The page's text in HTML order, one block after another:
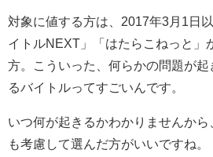
対象に値する方は、2017年3月1日
イトルNEXT」「はたらこねっと」
方。こういった、何らかの問題が
るバイトルってすごいんです。
いつ何が起きるかわかりませんか
も考慮して選んだ方がいいですね。